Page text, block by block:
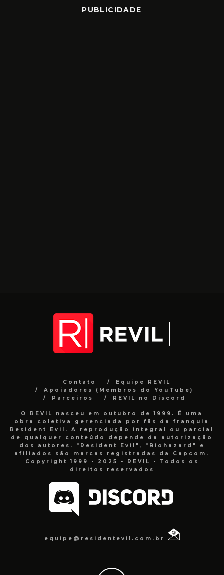
PUBLICIDADE
Contato
Equipe REVIL
Apoiadores (Membros do YouTube)
Parceiros
REVIL no Discord
O REVIL nasceu em outubro de 1999. É uma
obra coletiva gerenciada por fãs da franquia
Resident Evil. A reprodução integral ou parcial
de qualquer conteúdo depende da autorização
dos autores. "Resident Evil", "Biohazard" e
afiliados são marcas registradas da Capcom.
Copyright 1999 - 2025 - REVIL - Todos os
direitos reservados
equipe@residentevil.com.br